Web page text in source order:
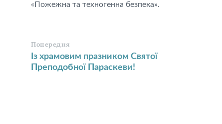
«Пожежна та техногенна безпека».
Попередня
Із храмовим празником Святої
Преподобної Параскеви!